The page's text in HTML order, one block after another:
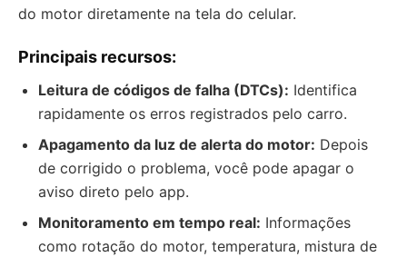
do motor diretamente na tela do celular.
Principais recursos:
Leitura de códigos de falha (DTCs): Identifica
rapidamente os erros registrados pelo carro.
Apagamento da luz de alerta do motor: Depois
de corrigido o problema, você pode apagar o
aviso direto pelo app.
Monitoramento em tempo real: Informações
como rotação do motor, temperatura, mistura de